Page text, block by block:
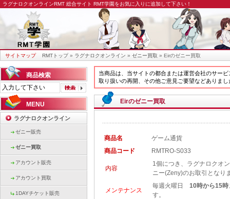
ラグナロクオンラインRMT 総合サイト RMT学園をお気に入りに追加して下さい！
サイトマップ RMTトップ» ラグナロクオンライン » ゼニー買取 » Eirのゼニー買取
商品検索
MENU
ラグナロクオンライン
ゼニー販売
ゼニー買取
アカウント販売
アカウント買取
1DAYチケット販売
当商品は、当サイトの都合または運営会社のサー
取り扱いの再開、その他ご意見ご要望などありま
Eirのゼニー買取
商品名
ゲーム通貨
商品コード
RMTRO-S033
内容
1個につき、ラグナロクオ
ニー(Zeny)のお取引となり
メンテナンス
毎週火曜日 10時から15時
す。